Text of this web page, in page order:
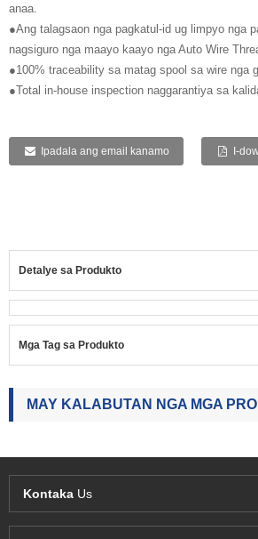
anaa.
●Ang talagsaon nga pagkatul-id ug limpyo nga
nagsiguro nga maayo kaayo nga Auto Wire
●100% traceability sa matag spool sa wire nga
●Total in-house inspection naggarantiya sa
Ipadala ang email kanamo I-
Detalye sa Produkto
Mga Tag sa Produkto
MAY KALABUTAN NGA MGA
Kontaka Us